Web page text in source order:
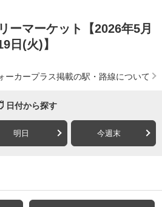
ーマーケット【2026年5月
日(火)】
ーカープラス掲載の駅・路線について
日付から探す
明日 今週末